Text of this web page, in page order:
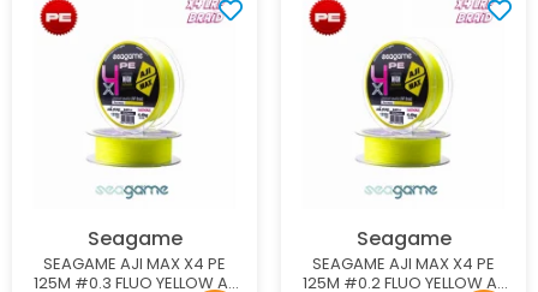
Seagame
SEAGAME AJI MAX X4 PE
125M #0.3 FLUO YELLOW Aji
Seagame
SEAGAME AJI MAX X4 PE
125M #0.2 FLUO YELLOW Aji